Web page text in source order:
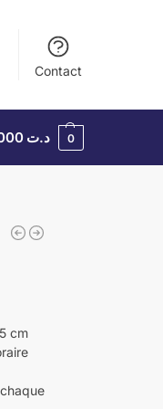
Contact
د.ت 0,000 0
cm